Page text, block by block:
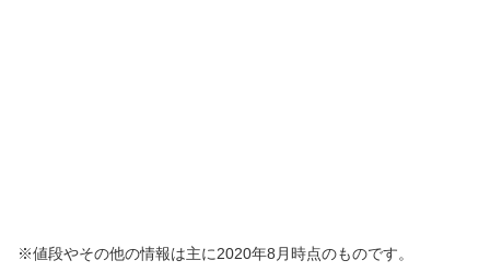
※値段やその他の情報は主に2020年8月時点のものです。